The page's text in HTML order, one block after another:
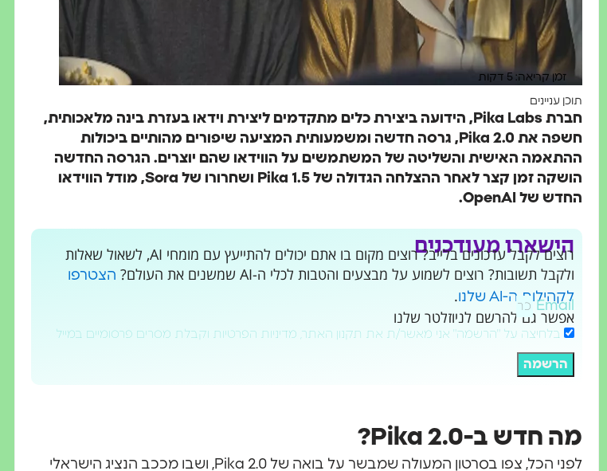
זמן קריאה: 5 דקות
תוכן עניינים
חברת Pika Labs, הידועה ביצירת כלים מתקדמים ליצירת וידאו בעזרת בינה מלאכותית,
חשפה את Pika 2.0, גרסה חדשה ומשמעותית המציעה שיפורים מהותיים ביכולות
ההתאמה האישית והשליטה של המשתמשים על הווידאו שהם יוצרים. הגרסה החדשה
הושקה זמן קצר לאחר ההצלחה הגדולה של Pika 1.5 ושחרורו של Sora, מודל הווידאו
החדש של OpenAI.
הישארו מעודכנים
רוצים לקבל עדכונים בלייב? רוצים מקום בו אתם יכולים להתייעץ עם מומחי AI, לשאול שאלות
ולקבל תשובות? רוצים לשמוע על מבצעים והטבות לכלי ה-AI שמשנים את העולם?
הצטרפו
לקהילות ה-AI שלנו
.
אפשר גם להרשם לניוזלטר שלנו
Email
בלחיצה על "הרשמה" אני מאשר/ת את תקנון האתר, מדיניות הפרטיות וקבלת מסרים פרסומיים במייל
הרשמה
מה חדש ב-Pika 2.0?
לפני הכל, צפו בסרטון המעולה שמבשר על בואה של Pika 2.0, ושבו מככב הנציג הישראלי